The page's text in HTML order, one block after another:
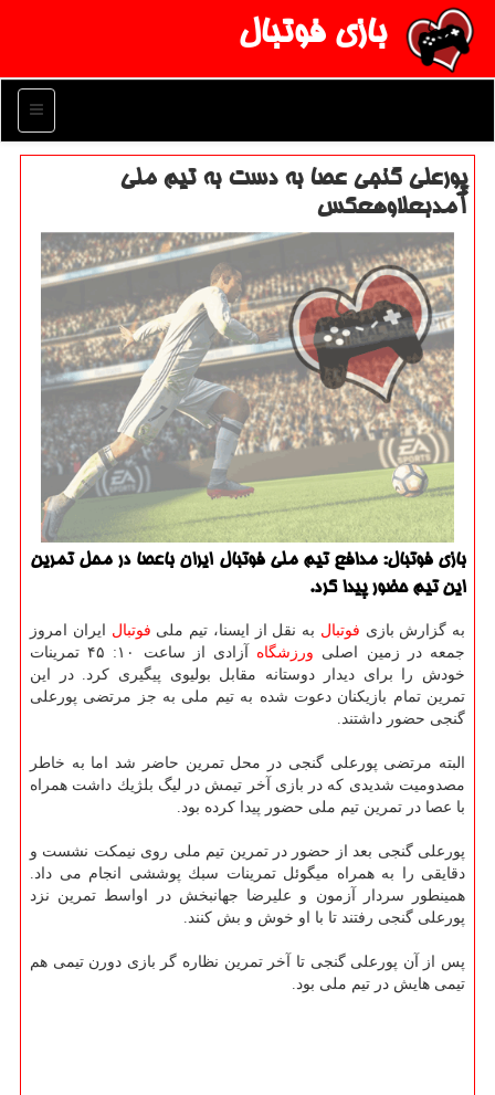
بازی فوتبال
منو
پورعلی گنجی عصا به دست به تیم ملی
آمدبعلاوهعكس
بازی فوتبال: مدافع تیم ملی فوتبال ایران باعصا در محل تمرین
این تیم حضور پیدا كرد.
به گزارش بازی فوتبال به نقل از ایسنا، تیم ملی فوتبال ایران امروز
جمعه در زمین اصلی ورزشگاه
آزادی از ساعت ۱۰: ۴۵ تمرینات
خودش را برای دیدار دوستانه مقابل بولیوی پیگیری كرد. در این
تمرین تمام بازیكنان دعوت شده به تیم ملی به جز مرتضی پورعلی
گنجی حضور داشتند.
البته مرتضی پورعلی گنجی در محل تمرین حاضر شد اما به خاطر
مصدومیت شدیدی كه در بازی آخر تیمش در لیگ بلژیك داشت همراه
با عصا در تمرین تیم ملی حضور پیدا كرده بود.
پورعلی گنجی بعد از حضور در تمرین تیم ملی روی نیمكت نشست و
دقایقی را به همراه میگوئل تمرینات سبك پوششی انجام می داد.
همینطور سردار آزمون و علیرضا جهانبخش در اواسط تمرین نزد
پورعلی گنجی رفتند تا با او خوش و بش كنند.
پس از آن پورعلی گنجی تا آخر تمرین نظاره گر بازی دورن تیمی هم
تیمی هایش در تیم ملی بود.